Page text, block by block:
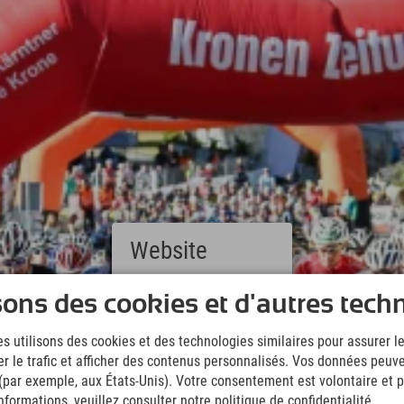
des cookies et d'autres
utilisons des cookies et des technologies similaires pour assurer
le trafic et afficher des contenus personnalisés. Vos données
exemple, aux États-Unis). Votre consentement est volontaire et
Website
Deutsch
(German)
(English)
Italiano
(Italian)
Čeština